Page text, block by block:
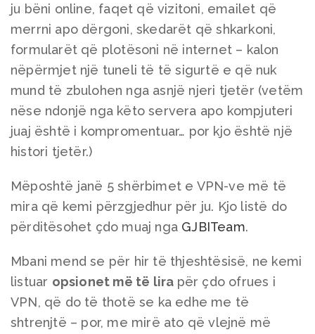
ju bëni online, faqet që vizitoni, emailet që
merrni apo dërgoni, skedarët që shkarkoni,
formularët që plotësoni në internet – kalon
nëpërmjet një tuneli të të sigurtë e që nuk
mund të zbulohen nga asnjë njeri tjetër (vetëm
nëse ndonjë nga këto servera apo kompjuteri
juaj është i kompromentuar… por kjo është një
histori tjetër.)
Mëposhtë janë 5 shërbimet e VPN-ve më të
mira që kemi përzgjedhur për ju. Kjo listë do
përditësohet çdo muaj nga GJBITeam.
Mbani mend se për hir të thjeshtësisë, ne kemi
listuar opsionet më të lira për çdo ofrues i
VPN, që do të thotë se ka edhe me të
shtrenjtë – por, me mirë ato që vlejnë më